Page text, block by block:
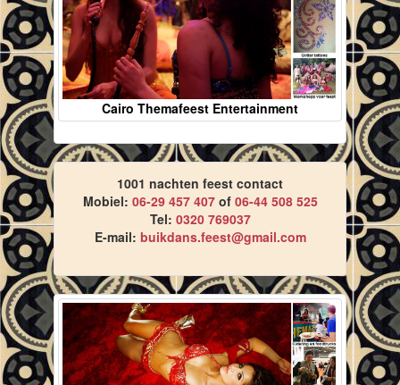
Cairo Themafeest Entertainment
1001 nachten feest contact
Mobiel: 06-29 457 407of 06-44 508 525
Tel: 0320 769037
E-mail: buikdans.feest@gmail.com